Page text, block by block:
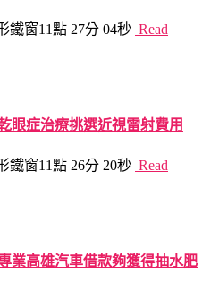
鐵窗11點 27分 04秒 Read
眼症治療挑選近視雷射費用
鐵窗11點 26分 20秒 Read
業高雄汽車借款夠獲得抽水肥